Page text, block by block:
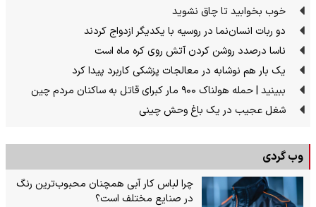
خوب بخوابید تا چاق نشوید
دو ربات انسان‌نما در روسیه با یکدیگر ازدواج کردند
ناسا درصدد روشن کردن آتش روی کره ماه است
یک بار هم نوشابه در معالجات پزشکی کاربرد پیدا کرد
ببینید | حمله هولناک ۹۰۰ مار کبرای قاتل به ساکنان مردم چین
شغل عجیب در یک باغ وحش چینی
وب گردی
چرا لباس کار آبی همچنان محبوب‌ترین رنگ
در صنایع مختلف است؟